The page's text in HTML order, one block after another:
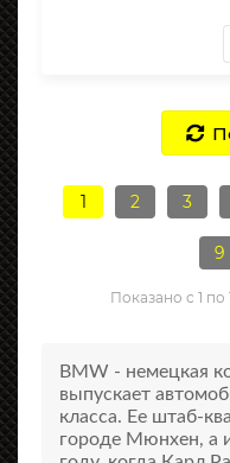
1 2 3
9
Показано с 1 по
BMW - немецкая
выпускает
класса. Eе штаб-
городе Мюнхен, а